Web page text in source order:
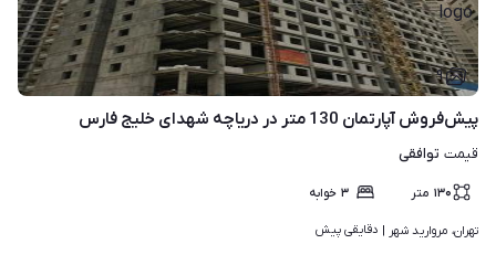
۹
پیش‌فروش آپارتمان 130 متر در دریاچه شهدای خلیج فارس
قیمت توافقی
۱۳۰ متر ۳ خوابه
تهران، مروارید شهر | دقایقی پیش